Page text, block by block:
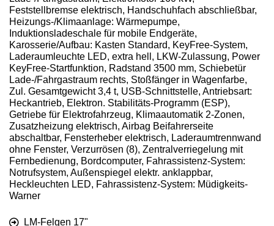
Feststellbremse elektrisch, Handschuhfach abschließbar,
Heizungs-/Klimaanlage: Wärmepumpe,
Induktionsladeschale für mobile Endgeräte,
Karosserie/Aufbau: Kasten Standard, KeyFree-System,
Laderaumleuchte LED, extra hell, LKW-Zulassung, Power
KeyFree-Startfunktion, Radstand 3500 mm, Schiebetür
Lade-/Fahrgastraum rechts, Stoßfänger in Wagenfarbe,
Zul. Gesamtgewicht 3,4 t, USB-Schnittstelle, Antriebsart:
Heckantrieb, Elektron. Stabilitäts-Programm (ESP),
Getriebe für Elektrofahrzeug, Klimaautomatik 2-Zonen,
Zusatzheizung elektrisch, Airbag Beifahrerseite
abschaltbar, Fensterheber elektrisch, Laderaumtrennwand
ohne Fenster, Verzurrösen (8), Zentralverriegelung mit
Fernbedienung, Bordcomputer, Fahrassistenz-System:
Notrufsystem, Außenspiegel elektr. anklappbar,
Heckleuchten LED, Fahrassistenz-System: Müdigkeits-
Warner
LM-Felgen 17"